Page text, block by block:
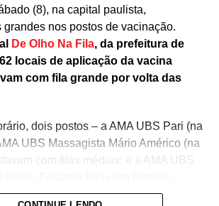
(8), na capital paulista,
grandes nos postos de vacinação.
De Olho Na Fila, da prefeitura de
locais de aplicação da vacina
com fila grande por volta das
dois postos – a AMA UBS Pari (na
UBS Massagista Mário Américo (na
com filas médias; e a AMA UBS
pequena. Já os dois postos em que o